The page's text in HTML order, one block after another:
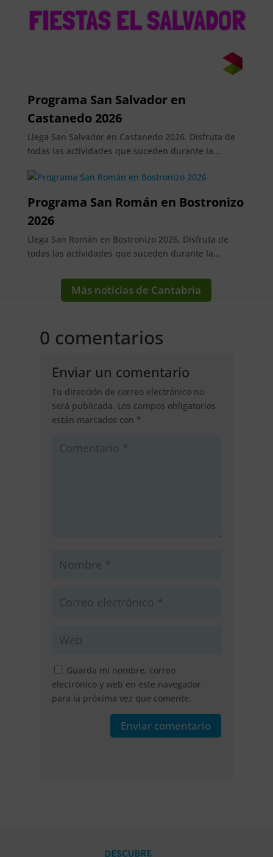
Programa San Salvador en
Castanedo 2026
Llega San Salvador en Castanedo 2026. Disfruta de
todas las actividades que suceden durante la...
Programa San Román en Bostronizo
2026
Llega San Román en Bostronizo 2026. Disfruta de
todas las actividades que suceden durante la...
Más noticias de Cantabria
0 comentarios
Enviar un comentario
Tu dirección de correo electrónico no
será publicada. Los campos obligatorios
están marcados con *
Guarda mi nombre, correo
electrónico y web en este navegador
para la próxima vez que comente.
Enviar comentario